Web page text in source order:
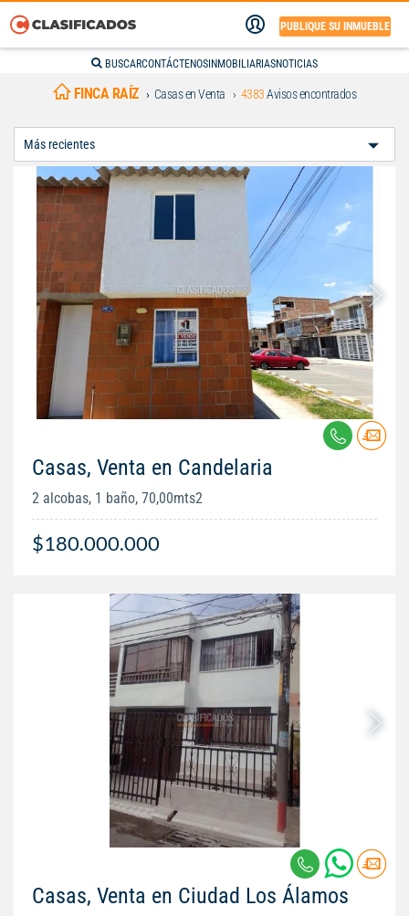
PUBLIQUE SU INMUEBLE
BUSCARCONTÁCTENOS INMOBILIARIASNOTICIAS
FINCA RAÍZ Casas en Venta 4383Avisos encontrados
Casas, Venta en Candelaria
2 alcobas, 1 baño, 70,00mts2
$180.000.000
Casas, Venta en Ciudad Los Álamos